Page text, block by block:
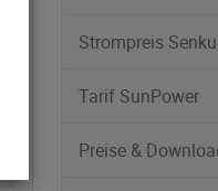
Strompreis
Tarif SunPower
Preise &